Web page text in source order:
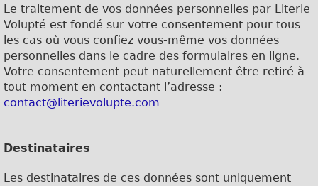
Le traitement de vos données personnelles par Literie
Volupté est fondé sur votre consentement pour tous
les cas où vous confiez vous-même vos données
personnelles dans le cadre des formulaires en ligne.
Votre consentement peut naturellement être retiré à
tout moment en contactant l’adresse :
contact@literievolupte.com
Destinataires
Les destinataires de ces données sont uniquement